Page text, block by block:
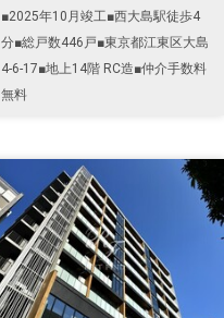
■2025年10月竣工■西大島駅徒歩4
分■総戸数446戸■東京都江東区大島
4-6-17■地上14階 RC造■仲介手数料
無料